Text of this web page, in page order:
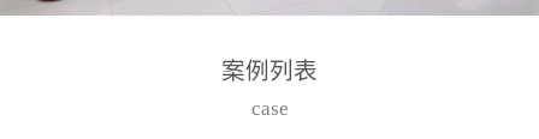
高技能的团队。汇聚了众
案例列表
case